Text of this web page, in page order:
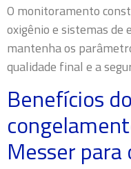
O monitoramento
oxigênio e sistemas de
mantenha os
qualidade final e a
Benefícios
Messer